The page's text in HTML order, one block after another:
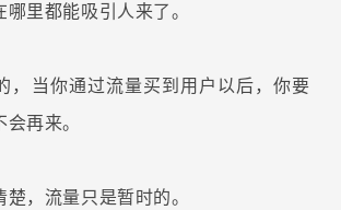
里都能吸引人来了。
，当你通过流量买到用户以后，你要
再来。
，流量只是暂时的。